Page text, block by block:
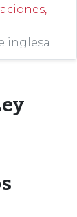
inglesa